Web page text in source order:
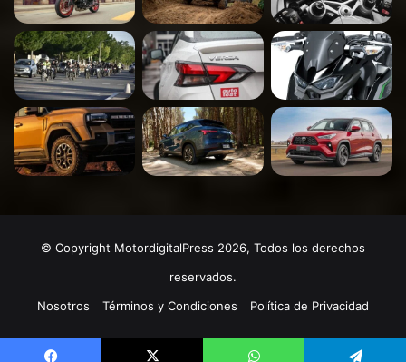
© Copyright MotordigitalPress 2026, Todos los derechos
reservados.
Nosotros
Términos y Condiciones Política de Privacidad